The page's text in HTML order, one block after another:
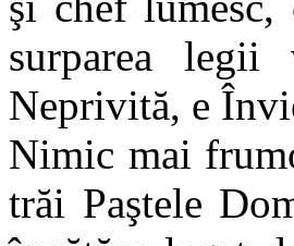
surparea
Neprivită, e
Nimic mai
trăi Paştele